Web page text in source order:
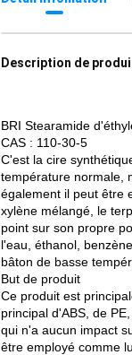
Description de
BRI Stearamide
CAS : 110-30-5
C'est la cire
température normale,
également il peut être
xylène mélangé, le
point sur son propre
l'eau, éthanol,
bâton de basse
But de produit
Ce produit est
principal d'ABS, de
qui n'a aucun impact
être employé comme